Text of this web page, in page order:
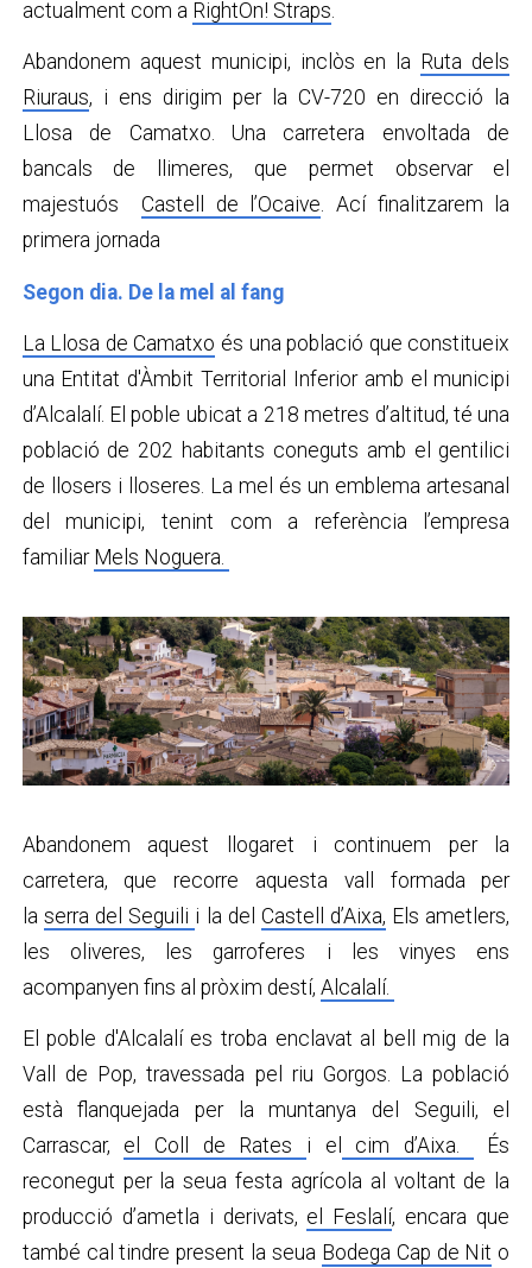
actualment com a RightOn! Straps.
Abandonem aquest municipi, inclòs en la Ruta dels
Riuraus, i ens dirigim per la CV-720 en direcció la
Llosa de Camatxo. Una carretera envoltada de
bancals de llimeres, que permet observar el
majestuósCastell de l’Ocaive. Ací finalitzarem la
primera jornada
Segon dia. De la mel al fang
La Llosa de Camatxo és una població que constitueix
una Entitat d'Àmbit Territorial Inferior amb el municipi
d’Alcalalí. El poble ubicat a 218 metres d’altitud, té una
població de 202 habitants coneguts amb el gentilici
de llosers i lloseres. La mel és un emblema artesanal
del municipi, tenint com a referència l’empresa
familiar Mels Noguera.
Abandonem aquest llogaret i continuem per la
carretera, que recorre aquesta vall formada per
la serra del Seguili i la del Castell d’Aixa, Els ametlers,
les oliveres, les garroferes i les vinyes ens
acompanyen fins al pròxim destí, Alcalalí.
El poble d'Alcalalí es troba enclavat al bell mig de la
Vall de Pop, travessada pel riu Gorgos. La població
està flanquejada per la muntanya del Seguili, el
Carrascar, el Coll de Rates i el cim d’Aixa.
És
reconegut per la seua festa agrícola al voltant de la
producció d’ametla i derivats, el Feslalí, encara que
també cal tindre present la seua Bodega Cap de Nit o